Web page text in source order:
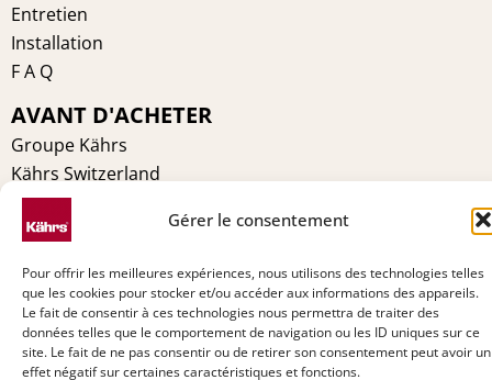
Gérer le consentement
Pour offrir les meilleures expériences, nous utilisons des technologies telles
que les cookies pour stocker et/ou accéder aux informations des appareils.
Le fait de consentir à ces technologies nous permettra de traiter des
données telles que le comportement de navigation ou les ID uniques sur ce
site. Le fait de ne pas consentir ou de retirer son consentement peut avoir un
effet négatif sur certaines caractéristiques et fonctions.
Entretien
Installation
F A Q
AVANT D'ACHETER
Groupe Kährs
Kährs Switzerland
Environnement
Certifications
Contact